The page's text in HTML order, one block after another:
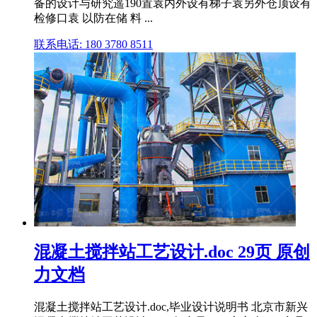
备的设计与研究遥190置袁内外设有梯子袁另外仓顶设有
检修口袁 以防在储 料 ...
联系电话: 180 3780 8511
混凝土搅拌站工艺设计.doc 29页 原创
力文档
混凝土搅拌站工艺设计.doc,毕业设计说明书 北京市新兴